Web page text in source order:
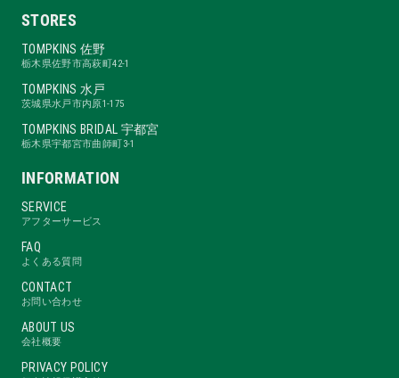
STORES
TOMPKINS 佐野
栃木県佐野市高萩町42-1
TOMPKINS 水戸
茨城県水戸市内原1-175
TOMPKINS BRIDAL 宇都宮
栃木県宇都宮市曲師町3-1
INFORMATION
SERVICE
アフターサービス
FAQ
よくある質問
CONTACT
お問い合わせ
ABOUT US
会社概要
PRIVACY POLICY